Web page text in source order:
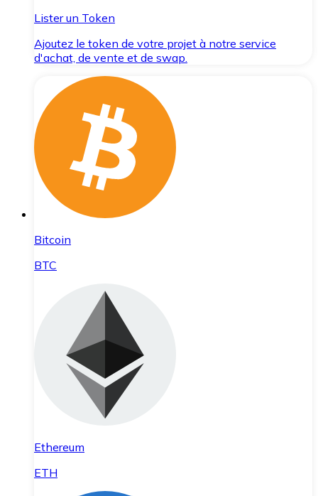
Lister un Token
Ajoutez le token de votre projet à notre service
d'achat, de vente et de swap.
Bitcoin
BTC
Ethereum
ETH